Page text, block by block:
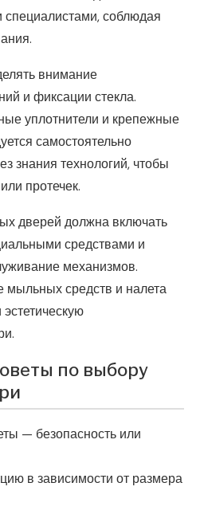
соблюдая
внимание
и фиксации стекла.
уплотнители и крепежные
самостоятельно
знания технологий, чтобы
протечек.
дверей должна включать
средствами и
механизмов.
мыльных средств и налета
по выбору
— безопасность или
в зависимости от размера